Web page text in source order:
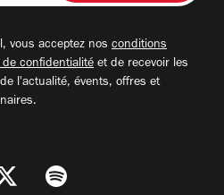
vous acceptez nos conditions
de confidentialité et de recevoir les
l'actualité, évents, offres et